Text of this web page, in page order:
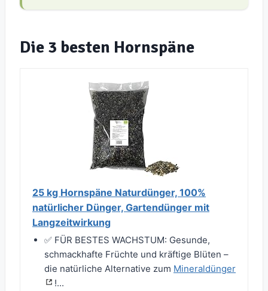
Die 3 besten Hornspäne
25 kg Hornspäne Naturdünger, 100%
natürlicher Dünger, Gartendünger mit
Langzeitwirkung
✅ FÜR BESTES WACHSTUM: Gesunde,
schmackhafte Früchte und kräftige Blüten –
die natürliche Alternative zum Mineraldünger
!...